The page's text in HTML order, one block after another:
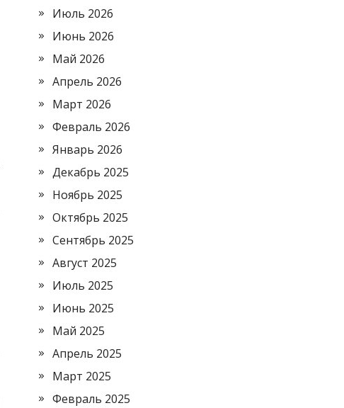
Июль 2026
Июнь 2026
Май 2026
Апрель 2026
Март 2026
Февраль 2026
Январь 2026
Декабрь 2025
Ноябрь 2025
Октябрь 2025
Сентябрь 2025
Август 2025
Июль 2025
Июнь 2025
Май 2025
Апрель 2025
Март 2025
Февраль 2025